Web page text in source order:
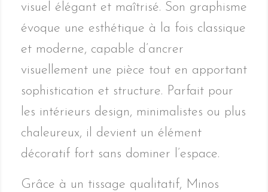
visuel élégant et maîtrisé. Son graphisme
évoque une esthétique à la fois classique
et moderne, capable d’ancrer
visuellement une pièce tout en apportant
sophistication et structure. Parfait pour
les intérieurs design, minimalistes ou plus
chaleureux, il devient un élément
décoratif fort sans dominer l’espace.
Grâce à un tissage qualitatif, Minos